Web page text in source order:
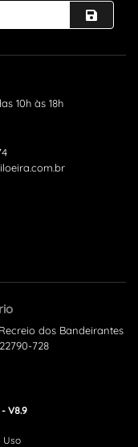
10h às 18h
dos Bandeirantes
728
V8.9
Uso